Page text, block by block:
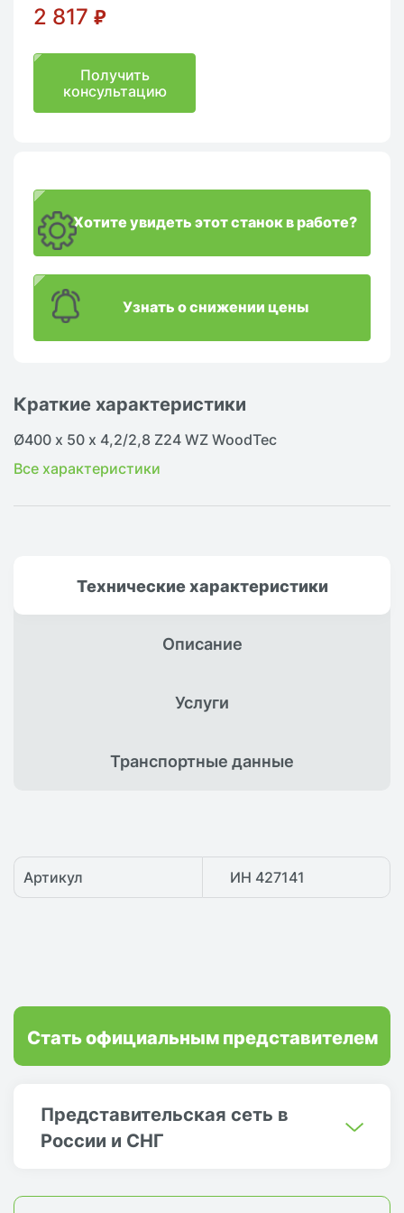
Краткие характеристики
Ø400 х 50 х 4,2/2,8 Z24 WZ WoodTec
Все характеристики
2 817 ₽
Получить
консультацию
Хотите увидеть этот станок в работе?
Узнать о снижении цены
Техническиехарактеристики
Описание
Услуги
Транспортныеданные
Артикул ИН 427141
Представительская сеть в
России и СНГ
Стать официальным представителем